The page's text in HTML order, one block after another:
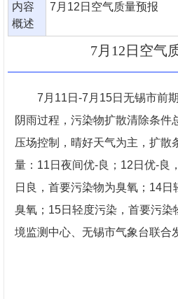
内容
概述
7月12日空气质量预报
7月12日空气
7月11日-7月15日无锡市前
阴雨过程，污染物扩散清除条件
压场控制，晴好天气为主，扩散
量：11日夜间优-良；12日优-良
日良，首要污染物为臭氧；14
臭氧；15日轻度污染，首要污染
境监测中心、无锡市气象台联合